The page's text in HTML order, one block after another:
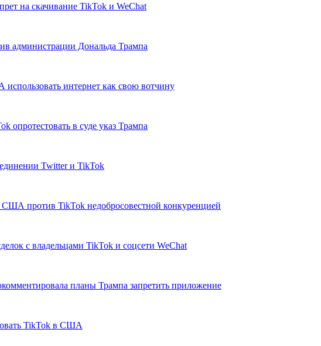
на скачивание TikTok и WeChat
администрации Дональда Трампа
интернет как свою вотчину
в суде указ Трампа
Twitter и TikTok
США против TikTok недобросовестной конкуренцией
с владельцами TikTok и соцсети WeChat
планы Трампа запретить приложение
TikTok в США